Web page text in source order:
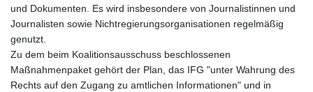
und Dokumenten. Es wird insbesondere von Journalistinnen und
Journalisten sowie Nichtregierungsorganisationen regelmäßig
genutzt.
Zu dem beim Koalitionsausschuss beschlossenen
Maßnahmenpaket gehört der Plan, das IFG "unter Wahrung des
Rechts auf den Zugang zu amtlichen Informationen" und in